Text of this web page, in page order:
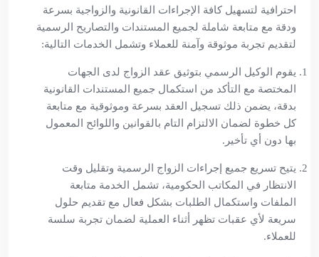
احترافية لتسهيل كافة الإجراءات القانونية والزواجية بسرعة
ودقة مع متابعة شاملة لجميع المستندات والتصاريح الرسمية
لتقديم تجربة موثوقة وآمنة للعملاء وتشمل الخدمات التالية:
يقوم الوكيل الرسمي بتوثيق عقد الزواج لدى الجهات
المختصة مع التأكد من استكمال جميع المستندات القانونية
بدقة، يضمن ذلك تسجيل العقد بسرعة وموثوقية مع متابعة
كل خطوة لضمان الالتزام التام بالقوانين واللوائح المعمول
بها دون أي تأخير.
يتيح تسريع جميع إجراءات الزواج الرسمية وتقليل وقت
الانتظار في المكاتب الحكومية، تشمل الخدمة متابعة
الملفات واستكمال الطلبات بشكل فعال مع تقديم حلول
سريعة لأي عقبات تظهر أثناء العملية لضمان تجربة سلسة
للعملاء.